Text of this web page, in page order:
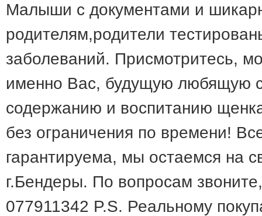
Малыши с документами и
родителям,родители
заболеваний. Присмотритесь,
именно Вас, будущую любящую
содержанию и воспитанию
без ограничения по времени!
гарантируема, мы остаемся на
г.Бендеры. По вопросам
077911342 P.S. Реальному